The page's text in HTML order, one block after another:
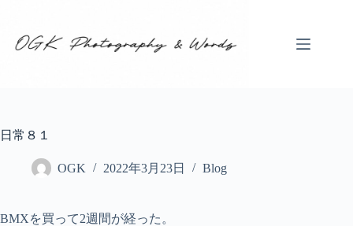
ッ
日常８１
OGK 2022年3月23日 Blog
BMXを買って2週間が経った。